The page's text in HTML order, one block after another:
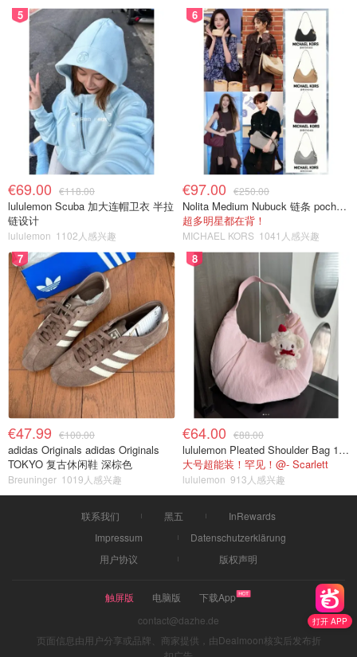
打开 APP
5
€69.00 €118.00
lululemon Scuba 加大连帽卫衣 半拉
链设计
lululemon 1102人感兴趣
6
€97.00 €250.00
Nolita Medium Nubuck 链条 pochette
超多明星都在背！
MICHAEL KORS 1041人感兴趣
7
€47.99 €100.00
adidas Originals adidas Originals
TOKYO 复古休闲鞋 深棕色
Breuninger 1019人感兴趣
8
€64.00 €88.00
lululemon Pleated Shoulder Bag 10L 单肩包
大号超能装！罕见！@- Scarlett
lululemon 913人感兴趣
联系我们 黑五
InRewards
Impressum
Datenschutzerklärung
用户协议
版权声明
触屏版 电脑版
下载App
contact@dazhe.de
页面信息由用户分享或品牌、商家提供，由Dealmoon核实后发布折